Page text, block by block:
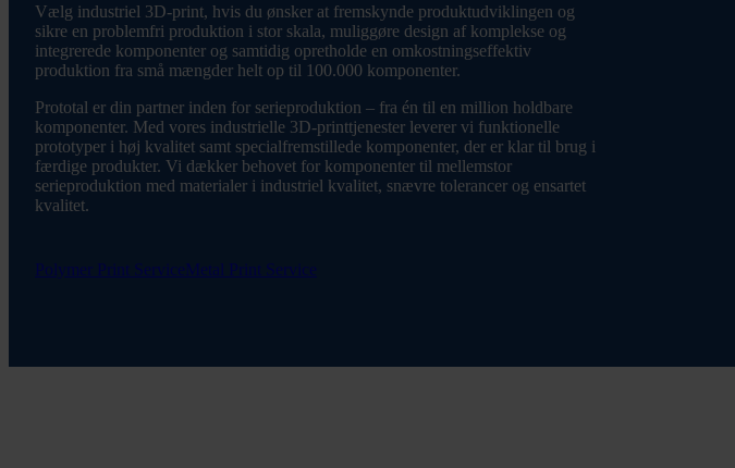
Vælg industriel 3D-print, hvis du ønsker at fremskynde produktudviklingen og
sikre en problemfri produktion i stor skala, muliggøre design af komplekse og
integrerede komponenter og samtidig opretholde en omkostningseffektiv
produktion fra små mængder helt op til 100.000 komponenter.
Prototal er din partner inden for serieproduktion – fra én til en million holdbare
komponenter. Med vores industrielle 3D-printtjenester leverer vi funktionelle
prototyper i høj kvalitet samt specialfremstillede komponenter, der er klar til brug i
færdige produkter. Vi dækker behovet for komponenter til mellemstor
serieproduktion med materialer i industriel kvalitet, snævre tolerancer og ensartet
kvalitet.
Polymer Print ServiceMetal Print Service